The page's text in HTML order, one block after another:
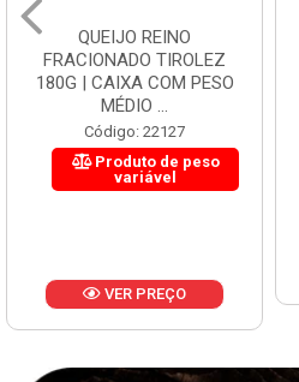
QUEIJO REINO
FRACIONADO TIROLEZ
180G | CAIXA COM PESO
MÉDIO ...
Código: 22127
Produto de peso
variável
VER PREÇO